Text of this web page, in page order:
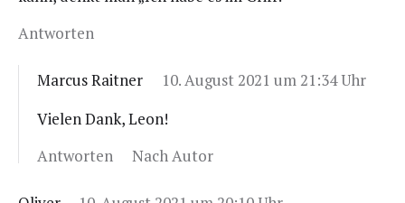
Antworten
Marcus Raitner
10. August 2021 um 21:34 Uhr
Vie­len Dank, Leon!
Antworten
Nach Autor